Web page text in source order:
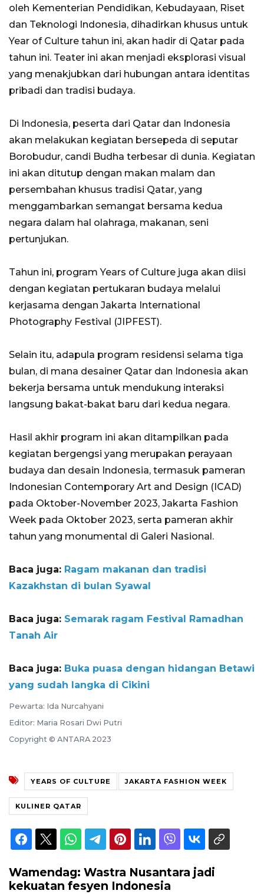
oleh Kementerian Pendidikan, Kebudayaan, Riset
dan Teknologi Indonesia, dihadirkan khusus untuk
Year of Culture tahun ini, akan hadir di Qatar pada
tahun ini. Teater ini akan menjadi eksplorasi visual
yang menakjubkan dari hubungan antara identitas
pribadi dan tradisi budaya.
Di Indonesia, peserta dari Qatar dan Indonesia
akan melakukan kegiatan bersepeda di seputar
Borobudur, candi Budha terbesar di dunia. Kegiatan
ini akan ditutup dengan makan malam dan
persembahan khusus tradisi Qatar, yang
menggambarkan semangat bersama kedua
negara dalam hal olahraga, makanan, seni
pertunjukan.
Tahun ini, program Years of Culture juga akan diisi
dengan kegiatan pertukaran budaya melalui
kerjasama dengan Jakarta International
Photography Festival (JIPFEST).
Selain itu, adapula program residensi selama tiga
bulan, di mana desainer Qatar dan Indonesia akan
bekerja bersama untuk mendukung interaksi
langsung bakat-bakat baru dari kedua negara.
Hasil akhir program ini akan ditampilkan pada
kegiatan bergengsi yang merupakan perayaan
budaya dan desain Indonesia, termasuk pameran
Indonesian Contemporary Art and Design (ICAD)
pada Oktober-November 2023, Jakarta Fashion
Week pada Oktober 2023, serta pameran akhir
tahun yang monumental di Galeri Nasional.
Baca juga: Ragam makanan dan tradisi
Kazakhstan di bulan Syawal
Baca juga: Semarak ragam Festival Ramadhan
Tanah Air
Baca juga: Buka puasa dengan hidangan Betawi
yang sudah langka di Cikini
Pewarta: Ida Nurcahyani
Editor: Maria Rosari Dwi Putri
Copyright © ANTARA 2023
YEARS OF CULTURE JAKARTA FASHION WEEK
KULINER QATAR
Wamendag: Wastra Nusantara jadi
kekuatan fesyen Indonesia